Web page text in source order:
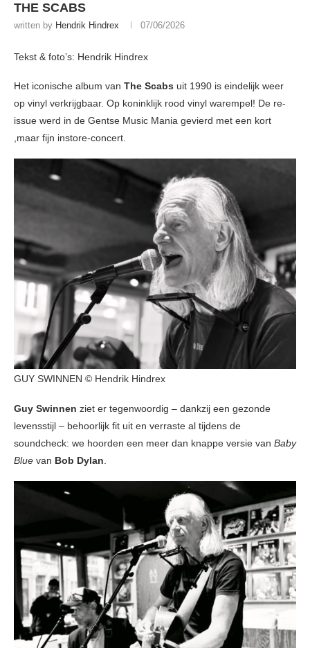
THE SCABS
written by Hendrik Hindrex 07/06/2026
Tekst & foto’s: Hendrik Hindrex
Het iconische album van The Scabs uit 1990 is eindelijk weer
op vinyl verkrijgbaar. Op koninklijk rood vinyl warempel! De re-
issue werd in de Gentse Music Mania gevierd met een kort
,maar fijn instore-concert.
GUY SWINNEN © Hendrik Hindrex
Guy Swinnen ziet er tegenwoordig – dankzij een gezonde
levensstijl – behoorlijk fit uit en verraste al tijdens de
soundcheck: we hoorden een meer dan knappe versie van Baby
Blue van Bob Dylan